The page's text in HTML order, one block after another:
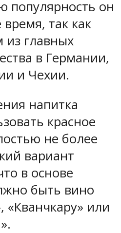
популярность он
так как
из главных
в Германии,
и Чехии.
напитка
красное
не более
вариант
в основе
быть вино
«Кванчкару» или